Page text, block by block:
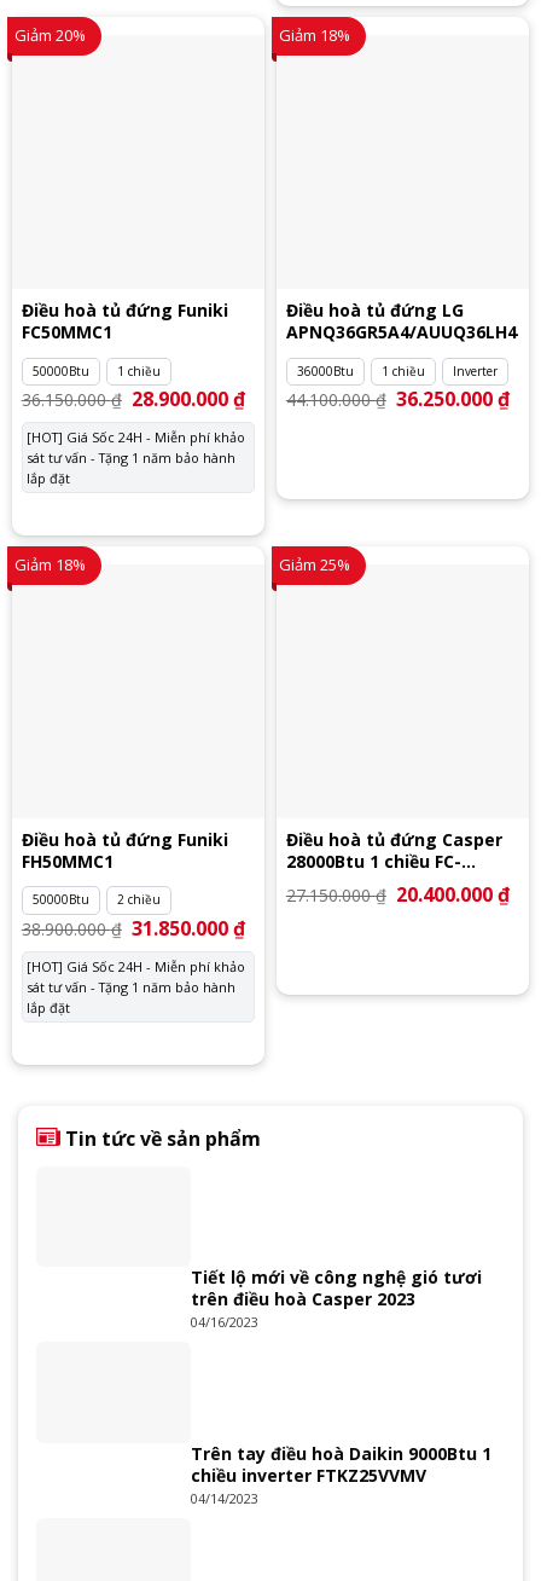
Giảm 20%
Điều hoà tủ đứng Funiki
FC50MMC1
50000Btu 1 chiều
36.150.000₫ Giá
gốc
là:
36.150.000 ₫.
28.900.000₫Giá
tại
[HOT] Giá Sốc 24H - Miễn phí khảo
sát tư vấn - Tặng 1 năm bảo hành
lắp đặt
Giảm 18%
Điều hoà tủ đứng LG
APNQ36GR5A4/AUUQ36LH4
36000Btu 1 chiều Inverter
44.100.000₫ Giá
gốc
36.250.000₫Giá
Giảm 18%
Điều hoà tủ đứng Funiki
FH50MMC1
50000Btu 2 chiều
38.900.000₫ Giá
gốc
là:
38.900.000 ₫.
31.850.000₫Giá
tại
31.850.000 ₫.
[HOT] Giá Sốc 24H - Miễn phí khảo
sát tư vấn - Tặng 1 năm bảo hành
lắp đặt
Giảm 25%
Điều hoà tủ đứng Casper
28000Btu 1 chiều FC-
27.150.000₫ Giá
gốc
20.400.000₫Giá
Tin tức về sản phẩm
Tiết lộ mới về công nghệ gió tươi
trên điều hoà Casper 2023
04/16/2023
Trên tay điều hoà Daikin 9000Btu 1
chiều inverter FTKZ25VVMV
04/14/2023